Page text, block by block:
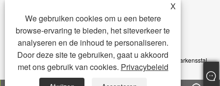
Copyright © 2023 Qingdao DEBA Brother Machinery Co.,Ltd. - Varkensstal,
X
We gebruiken cookies om u een betere
browse-ervaring te bieden, het siteverkeer te
analyseren en de inhoud te personaliseren.
Door deze site te gebruiken, gaat u akkoord
met ons gebruik van cookies. Privacybeleid